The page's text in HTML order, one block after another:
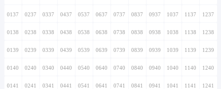
0137 0237 0337 0437 0537 0637 0737 0837 0937 1037 1137 1237
0138 0238 0338 0438 0538 0638 0738 0838 0938 1038 1138 1238
0139 0239 0339 0439 0539 0639 0739 0839 0939 1039 1139 1239
0140 0240 0340 0440 0540 0640 0740 0840 0940 1040 1140 1240
0141 0241 0341 0441 0541 0641 0741 0841 0941 1041 1141 1241